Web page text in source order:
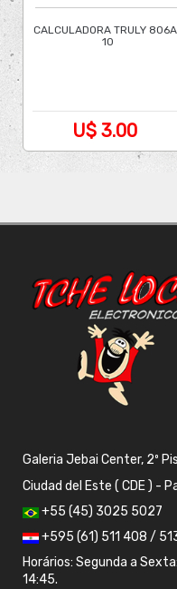
CALCULADORA TRULY
10
U$ 3.00
Galeria Jebai Center, 2º
Ciudad del Este ( CDE ) -
+55 (45) 3025 5027
+595 (61) 511 408 /
Horários: Segunda a
14:45.